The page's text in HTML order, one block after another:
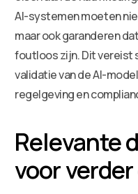
AI-systemen moeten
maar ook garanderen
foutloos zijn. Dit vereist
validatie van de AI-
regelgeving en
Relevante
voor